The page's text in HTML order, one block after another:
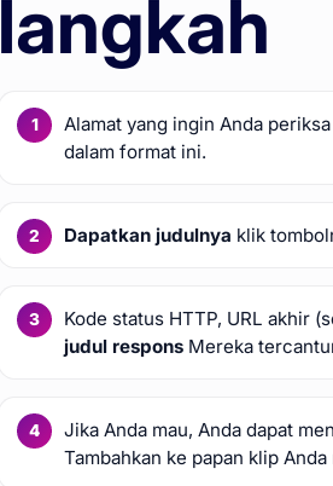
langkah
Alamat yang ingin Anda periksa
dalam format ini.
Dapatkan judulnya klik
Kode status HTTP, URL akhir
judul respons Mereka
Jika Anda mau, Anda dapat
Tambahkan ke papan klip